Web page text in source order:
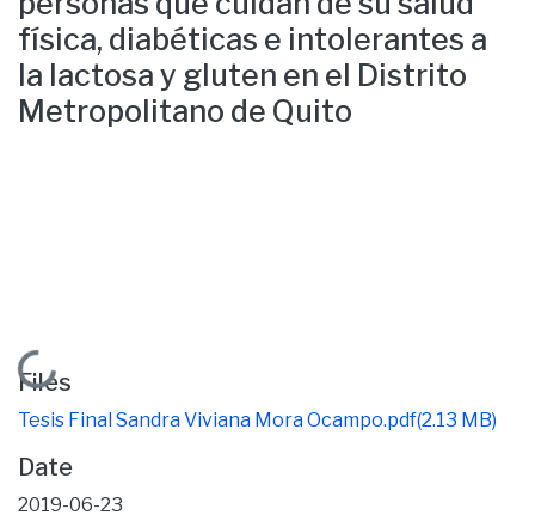
física, diabéticas e intolerantes a
la lactosa y gluten en el Distrito
Metropolitano de Quito
Loading...
Files
Tesis Final Sandra Viviana Mora Ocampo.pdf(2.13 MB)
Date
2019-06-23